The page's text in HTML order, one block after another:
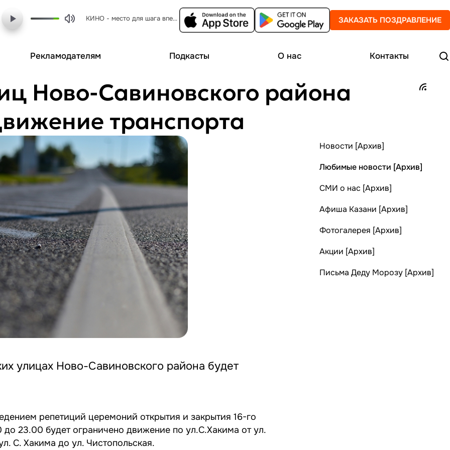
КИНО - место для шага вперед ЗАКАЗАТЬ ПОЗДРАВЛЕНИЕ
Рекламодателям Подкасты О нас Контакты
Ново-Савиновского района
транспорта
улицах Ново-Савиновского района будет
репетиций церемоний открытия и закрытия 16-го
23.00 будет ограничено движение по ул.С.Хакима от ул.
С. Хакима до ул. Чистопольская.
Новости [Архив]
Любимые новости [Архив]
СМИ о нас [Архив]
Афиша Казани [Архив]
Фотогалерея [Архив]
Акции [Архив]
Письма Деду Морозу [Архив]